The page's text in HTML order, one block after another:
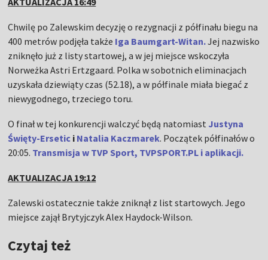
Chwilę po Zalewskim decyzję o rezygnacji z półfinału biegu na
400 metrów podjęła także Iga Baumgart-Witan.Jej nazwisko
zniknęło już z listy startowej, a w jej miejsce wskoczyła
Norweżka Astri Ertzgaard. Polka w sobotnich eliminacjach
uzyskała dziewiąty czas (52.18), a w półfinale miała biegać z
niewygodnego, trzeciego toru.
O finał w tej konkurencji walczyć będą natomiast Justyna
Święty-Ersetic i Natalia Kaczmarek. Początek półfinałów o
20:05. Transmisja w TVP Sport, TVPSPORT.PL i aplikacji.
AKTUALIZACJA 19:12
Zalewski ostatecznie także zniknął z list startowych. Jego
miejsce zająłBrytyjczyk Alex Haydock-Wilson.
Czytaj też